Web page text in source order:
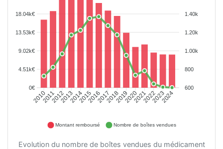
201020112012201320142015201620172018201920202021202220232024
1.40k
1.20k
1.00k
800
600
18.04k€
13.53k€
9.02k€
4.51k€
0€
Montant remboursé Nombre de boîtes vendues
Evolution du nombre de boîtes vendues du médicament